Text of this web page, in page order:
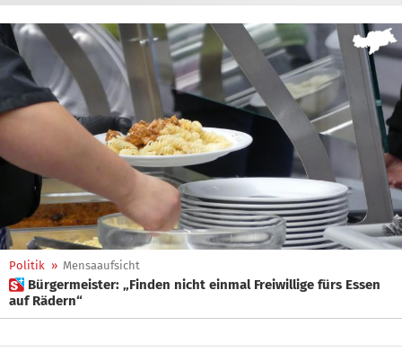
Politik » Mensaaufsicht
 Bürgermeister: „Finden nicht einmal Freiwillige fürs Essen
auf Rädern“